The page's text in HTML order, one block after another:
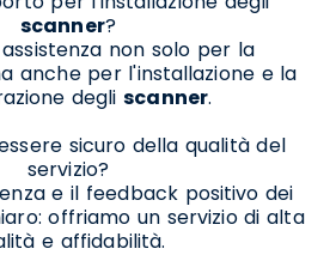
scanner?
non solo per la
anche per l'installazione e la
degliscanner.
sicuro della qualità del
servizio?
e il feedback positivo dei
offriamo un servizio di alta
e affidabilità.